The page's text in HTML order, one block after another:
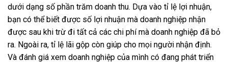
dưới dạng số phần trăm doanh thu. Dựa vào tỉ lệ lợi nhuận,
bạn có thể biết được số lợi nhuận mà doanh nghiệp nhận
được sau khi trừ đi tất cả các chi phí mà doanh nghiệp đã bỏ
ra. Ngoài ra, tỉ lệ lãi gộp còn giúp cho mọi người nhận định.
Và đánh giá xem doanh nghiệp của mình có đang phát triển